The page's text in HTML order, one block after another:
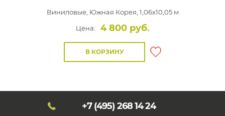
Виниловые, Южная Корея, 1,06x10,05 м
Цена:
4 800 руб.
В КОРЗИНУ
+7 (495) 268 14 24